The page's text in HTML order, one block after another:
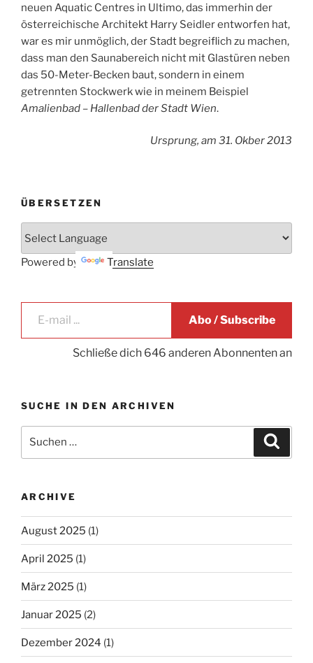
neuen Aquatic Centres in Ultimo, das immerhin der
österreichische Architekt Harry Seidler entworfen hat,
war es mir unmöglich, der Stadt begreiflich zu machen,
dass man den Saunabereich nicht mit Glastüren neben
das 50-Meter-Becken baut, sondern in einem
getrennten Stockwerk wie in meinem Beispiel
Amalienbad – Hallenbad der Stadt Wien.
Ursprung, am 31. Okber 2013
ÜBERSETZEN
Powered by Translate
E-mail ...
Abo / Subscribe
Schließe dich 646 anderen Abonnenten an
SUCHE IN DEN ARCHIVEN
nach:
ARCHIVE
August 2025 (1)
April 2025 (1)
März 2025 (1)
Januar 2025 (2)
Dezember 2024 (1)